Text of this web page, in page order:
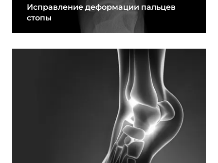
Исправление деформации пальцев
стопы